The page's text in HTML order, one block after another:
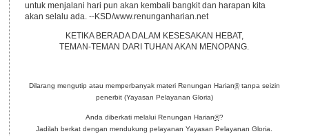
untuk menjalani hari pun akan kembali bangkit dan harapan kita
akan selalu ada. --KSD/www.renunganharian.net
KETIKA BERADA DALAM KESESAKAN HEBAT,
TEMAN-TEMAN DARI TUHAN AKAN MENOPANG.
Dilarang mengutip atau memperbanyak materi Renungan Harian®tanpa seizin
penerbit (Yayasan Pelayanan Gloria)
Anda diberkati melalui Renungan Harian®?
Jadilah berkat dengan mendukung pelayanan Yayasan Pelayanan Gloria.